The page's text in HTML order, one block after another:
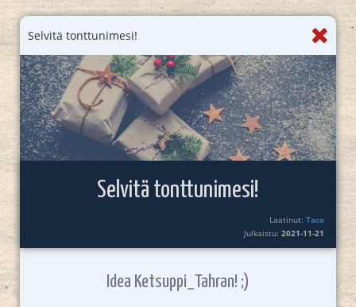
Selvitä tonttunimesi!
Selvitä tonttunimesi!
Laatinut:Taco
Julkaistu:2021-11-21
Idea Ketsuppi_Tahran! ;)